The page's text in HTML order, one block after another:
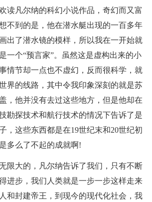
读凡尔纳的科幻小说作品，奇幻而又富
不到的是，他在潜水艇出现的一百多年
出了潜水镜的模样，所以我在一开始就
一个“预言家”。虽然这是虚构出来的小
情节却一点也不虚幻，反而很科学，就
界的线路，其中令我印象深刻的就是苏
，他并没有去过这些地方，但是他却在
勘探技术和航行技术的情况下告诉了是
，这些东西都是在19世纪末和20世纪初
多么了不起的成就啊!
限大的，凡尔纳告诉了我们，只有不断
进步，我们人类就是一步一步这样走来
和封建帝王，到现今的现代化社会，我